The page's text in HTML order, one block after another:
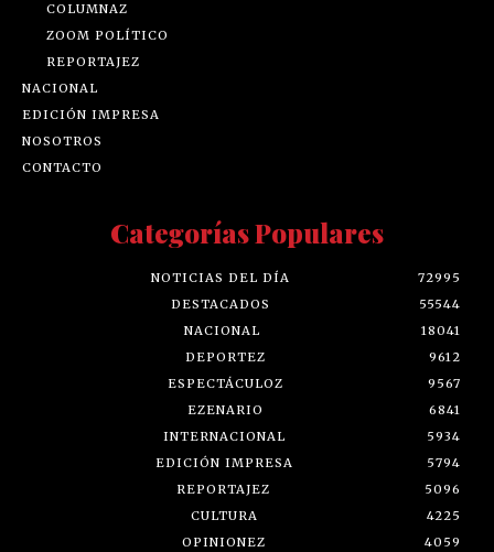
COLUMNAZ
ZOOM POLÍTICO
REPORTAJEZ
NACIONAL
EDICIÓN IMPRESA
NOSOTROS
CONTACTO
Categorías Populares
NOTICIAS DEL DÍA
72995
DESTACADOS
55544
NACIONAL
18041
DEPORTEZ
9612
ESPECTÁCULOZ
9567
EZENARIO
6841
INTERNACIONAL
5934
EDICIÓN IMPRESA
5794
REPORTAJEZ
5096
CULTURA
4225
OPINIONEZ
4059